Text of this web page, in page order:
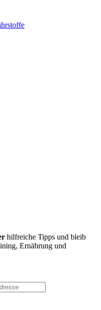
hilfreiche Tipps und bleib
Ernährung und